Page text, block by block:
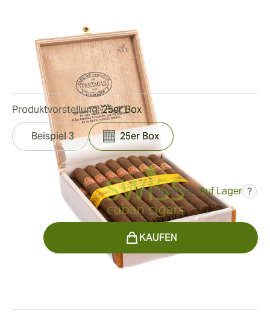
Partagas 898 Varnished
Ringmaß:43 Länge:170 mm / 6.7 Zoll
1Rezensionen
war409,87 €
Verfügbarkeit:Auf Lager ?
Produktvorstellung:25er Box
Beispiel 3 25er Box
KAUFEN